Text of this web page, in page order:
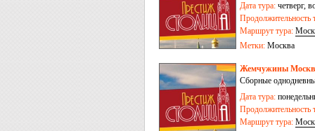
Дата тура: четверг,
Продолжительность
Маршрут тура:
Метки: Москва
Жемчужины
Сборные
Дата тура:
Продолжительность
Маршрут тура: